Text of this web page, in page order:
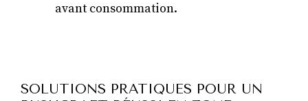
avant consommation.
SOLUTIONS PRATIQUES POUR UN